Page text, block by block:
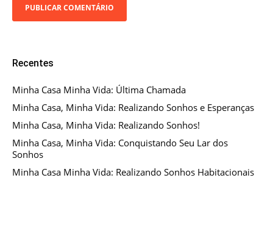
Recentes
Minha Casa Minha Vida: Última Chamada
Minha Casa, Minha Vida: Realizando Sonhos e Esperanças
Minha Casa, Minha Vida: Realizando Sonhos!
Minha Casa, Minha Vida: Conquistando Seu Lar dos
Sonhos
Minha Casa Minha Vida: Realizando Sonhos Habitacionais